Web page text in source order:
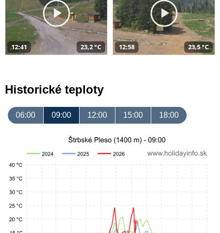
12:41 23,2 °C 12:58 23,5 °C
Historické teploty
06:00 09:00 12:00 15:00 18:00